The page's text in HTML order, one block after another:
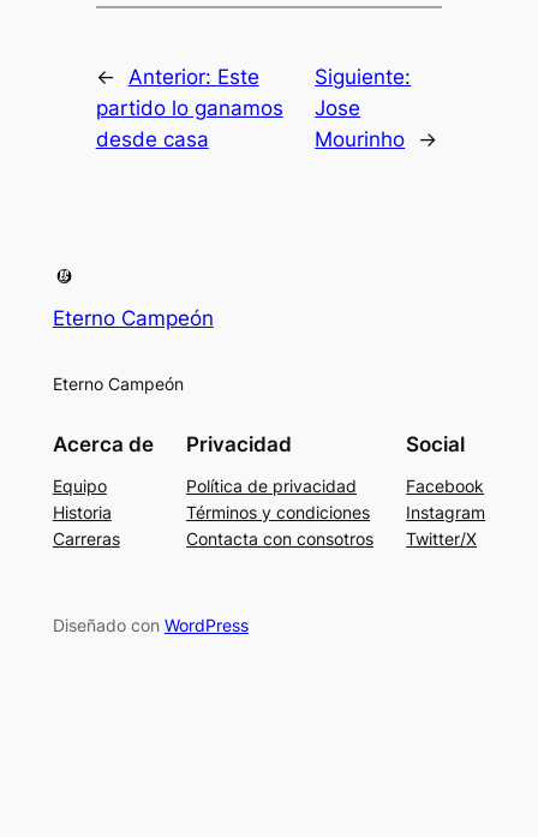
← Anterior: Este
partido lo ganamos
desde casa
Siguiente:
Jose
Mourinho
→
Eterno Campeón
Eterno Campeón
Acerca de
Equipo
Historia
Carreras
Privacidad
Política de privacidad
Términos y condiciones
Contacta con consotros
Social
Facebook
Instagram
Twitter/X
Diseñado con WordPress